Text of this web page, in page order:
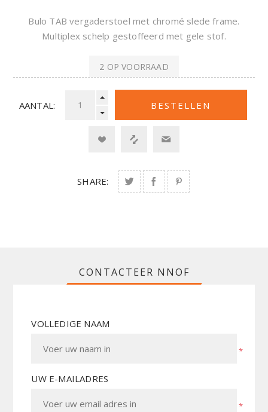
Bulo TAB vergaderstoel met chromé slede frame.
Multiplex schelp gestoffeerd met gele stof.
2 OP VOORRAAD
AANTAL:
SHARE:
CONTACTEER NNOF
VOLLEDIGE NAAM
*
UW E-MAILADRES
*